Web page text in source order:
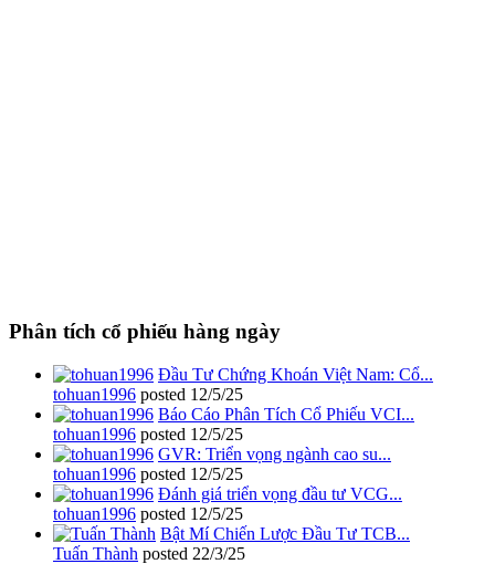
Phân tích cổ phiếu hàng ngày
Đầu Tư Chứng Khoán Việt Nam: Cổ...
tohuan1996 posted 12/5/25
Báo Cáo Phân Tích Cổ Phiếu VCI...
tohuan1996 posted 12/5/25
GVR: Triển vọng ngành cao su...
tohuan1996 posted 12/5/25
Đánh giá triển vọng đầu tư VCG...
tohuan1996 posted 12/5/25
Bật Mí Chiến Lược Đầu Tư TCB...
Tuấn Thành posted 22/3/25